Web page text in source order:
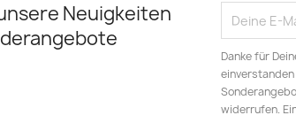
Neuigkeiten
Danke für
widerrufen.